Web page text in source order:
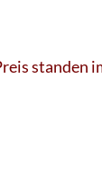
standen